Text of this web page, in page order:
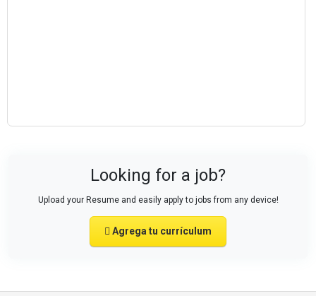
Looking for a job?
Upload your Resume and easily apply to jobs from any device!
Agrega tu currículum